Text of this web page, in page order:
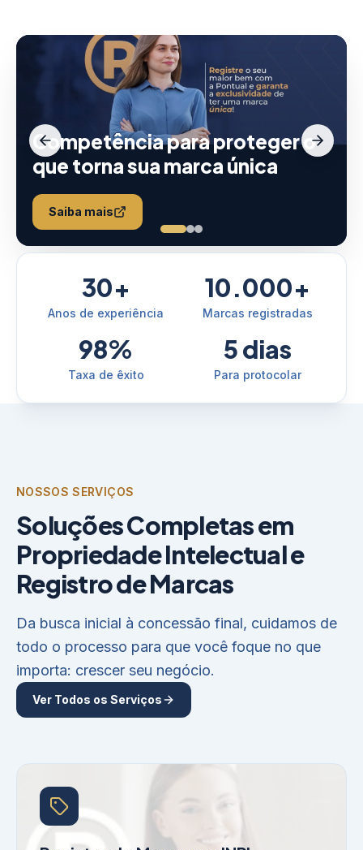
Competência para proteger o
que torna sua marca única
Saiba mais
30+
Anos de experiência
10.000+
Marcas registradas
98%
Taxa de êxito
5 dias
Para protocolar
NOSSOS SERVIÇOS
Soluções Completas em
Propriedade Intelectual e
Registro de Marcas
Da busca inicial à concessão final, cuidamos de
todo o processo para que você foque no que
importa: crescer seu negócio.
Ver Todos os Serviços